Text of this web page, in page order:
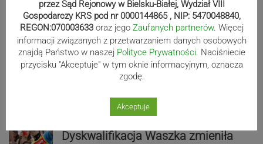
Kaniów stolicą europejskiego kajak
polo. Kilkadziesiąt drużyn z całej
Europy rywalizowało przez trzy dni
Nakamura z dubletem w Wiśle.
Dyskwalifikacja Waszka zmieniła
przez Sąd Rejonowy w Bielsku-Białej, Wydział VIII
Gospodarczy KRS pod nr 0000144865 , NIP: 5470048840,
REGON:070003633 oraz jego Zaufanych partnerów. Więcej
informacji związanych z przetwarzaniem danych osobowych
znajdą Państwo w naszej Polityce Prywatności. Naciśniecie
przycisku "Akceptuje" w tym oknie informacyjnym, oznacza
zgodę.
Akceptuje